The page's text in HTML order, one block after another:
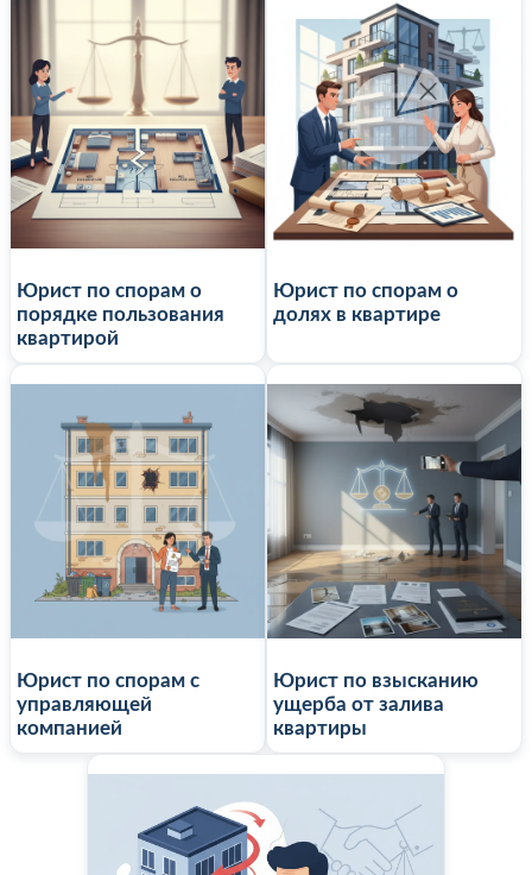
Юрист по спорам о
порядке пользования
квартирой
Юрист по спорам о
долях в квартире
Юрист по спорам с
управляющей
компанией
Юрист по взысканию
ущерба от залива
квартиры